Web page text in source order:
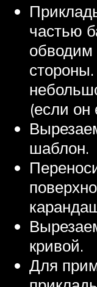
частью
обводим
(если он
шаблон.
кривой.
Для